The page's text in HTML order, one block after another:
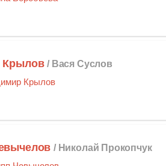
Крылов / Вася Суслов
/ Николай Прокопчук